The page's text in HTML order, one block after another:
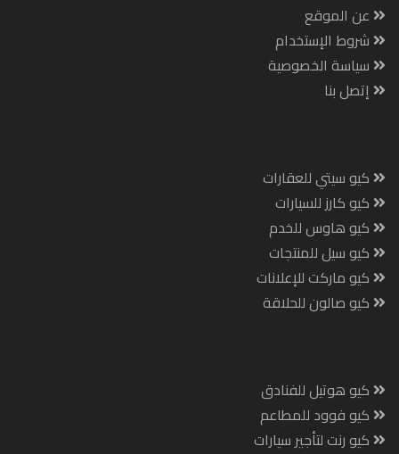
عن الموقع
شروط الإستخدام
سياسة الخصوصية
إتصل بنا
كيو سيتي للعقارات
كيو كارز للسيارات
كيو هاوس للخدم
كيو سيل للمنتجات
كيو ماركت للإعلانات
كيو صالون للحلاقة
كيو هوتيل للفنادق
كيو فوود للمطاعم
كيو رنت لتأجير سيارات